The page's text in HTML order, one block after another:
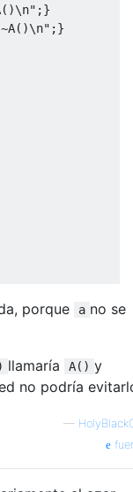
;}
;}
porque a no se
llamaría A() y
no podría
—